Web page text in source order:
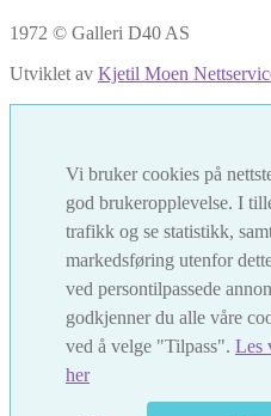
1972 © Galleri D40 AS
Utviklet av Kjetil Moen
Vi bruker cookies på
god brukeropplevelse. I
trafikk og se statistikk,
markedsføring utenfor
ved persontilpassede
godkjenner du alle våre
ved å velge "Tilpass". Les
her